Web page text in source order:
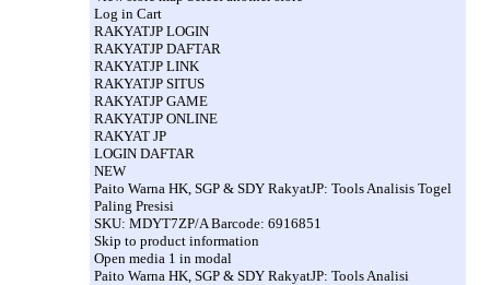
Log in Cart
RAKYATJP LOGIN
RAKYATJP DAFTAR
RAKYATJP LINK
RAKYATJP SITUS
RAKYATJP GAME
RAKYATJP ONLINE
RAKYAT JP
LOGIN DAFTAR
NEW
Paito Warna HK, SGP & SDY RakyatJP: Tools Analisis Togel
Paling Presisi
SKU: MDYT7ZP/A Barcode: 6916851
Skip to product information
Open media 1 in modal
Paito Warna HK, SGP & SDY RakyatJP: Tools Analisi